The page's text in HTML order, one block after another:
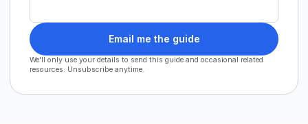
Email me the guide
We'll only use your details to send this guide and occasional related
resources. Unsubscribe anytime.